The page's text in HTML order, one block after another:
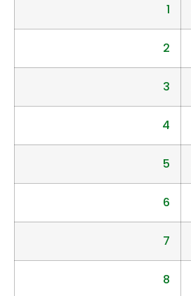
1
2
3
4
5
6
7
8